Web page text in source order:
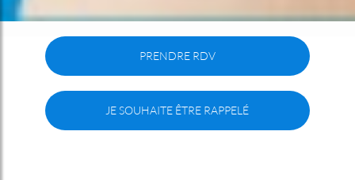
PRENDRE RDV
JE SOUHAITE ÊTRE RAPPELÉ